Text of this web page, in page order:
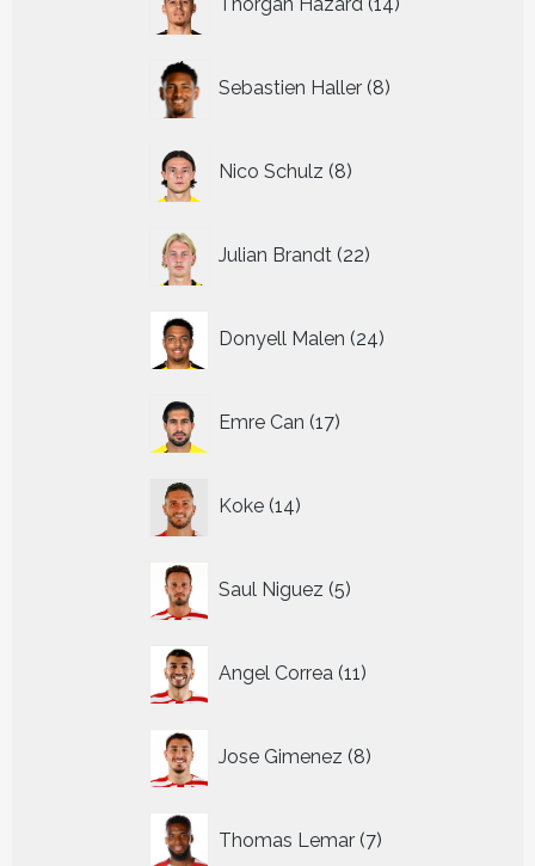
producten
Sebastien Haller 8
producten
Nico Schulz 8
producten
Julian Brandt 22
producten
Donyell Malen 24
producten
Emre Can 17
producten
Koke 14
producten
Saul Niguez 5
producten
Angel Correa 11
producten
Jose Gimenez 8
producten
Thomas Lemar 7
producten